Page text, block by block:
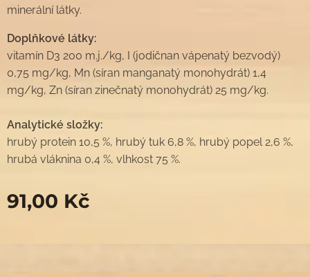
minerální látky.
Doplňkové látky:
vitamín D3 200 m.j./kg, I (jodičnan vápenatý bezvodý)
0,75 mg/kg, Mn (síran manganatý monohydrát) 1,4
mg/kg, Zn (síran zinečnatý monohydrát) 25 mg/kg.
Analytické složky:
hrubý protein 10,5 %, hrubý tuk 6,8 %, hrubý popel 2,6 %,
hrubá vláknina 0,4 %, vlhkost 75 %.
91,00 Kč